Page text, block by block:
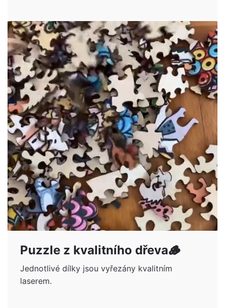
Puzzle z kvalitního dřeva🪵
Jednotlivé dílky jsou vyřezány kvalitním
laserem.